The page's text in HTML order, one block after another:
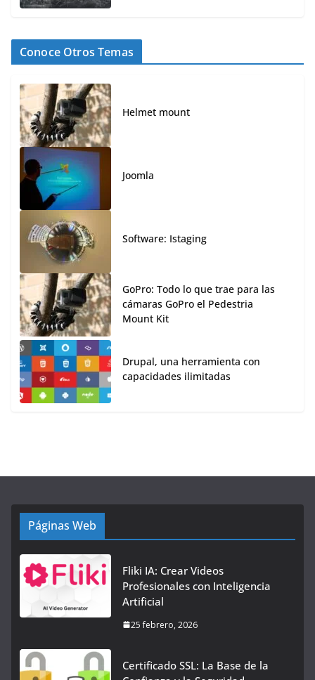
Conoce Otros Temas
Helmet mount
Joomla
Software: Istaging
GoPro: Todo lo que trae para las
cámaras GoPro el Pedestria
Mount Kit
Drupal, una herramienta con
capacidades ilimitadas
Páginas Web
Fliki IA: Crear Videos
Profesionales con Inteligencia
Artificial
25 febrero, 2026
Certificado SSL: La Base de la